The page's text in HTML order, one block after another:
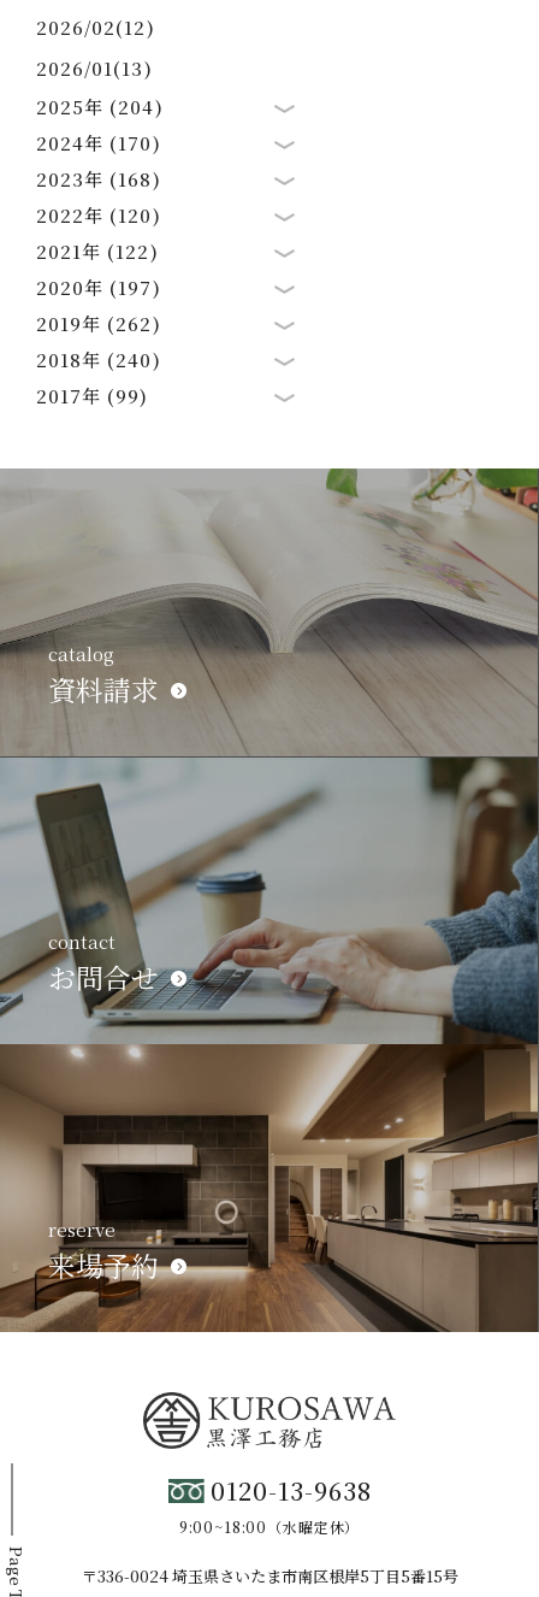
2026/02(12)
2026/01(13)
2025年 (204)
2024年 (170)
2023年 (168)
2022年 (120)
2021年 (122)
2020年 (197)
2019年 (262)
2018年 (240)
2017年 (99)
catalog
資料請求
contact
お問合せ
reserve
来場予約
0120-13-9638
9:00~18:00（水曜定休）
〒336-0024 埼玉県さいたま市南区根岸5丁目5番15号